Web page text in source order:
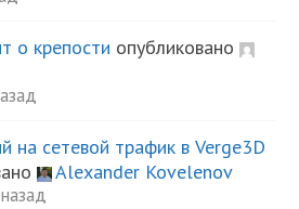
о крепости опубликовано
на сетевой трафик в Verge3D
Alexander Kovelenov